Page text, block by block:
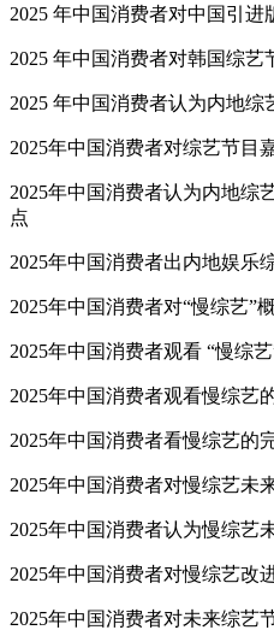
2025 年中国消费者对中国引
2025 年中国消费者对韩国综艺
2025 年中国消费者认为内地
2025年中国消费者对综艺节目
2025年中国消费者认为内地综
点
2025年中国消费者出内地娱乐
2025年中国消费者对“慢综艺”
2025年中国消费者观看 “慢综
2025年中国消费者观看慢综艺
2025年中国消费者看慢综艺的
2025年中国消费者对慢综艺未
2025年中国消费者认为慢综艺
2025年中国消费者对慢综艺改
2025年中国消费者对未来综艺